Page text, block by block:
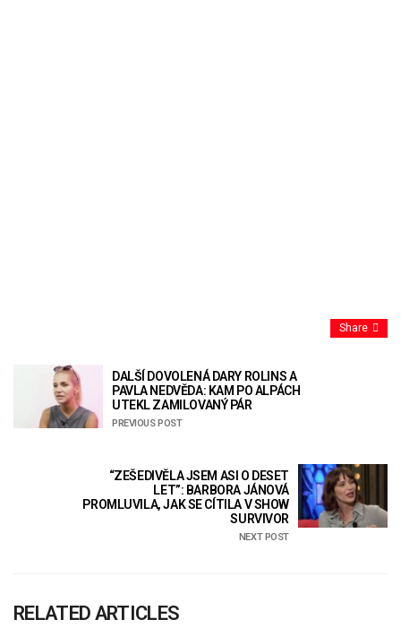
Share
DALŠÍ DOVOLENÁ DARY ROLINS A
PAVLA NEDVĚDA: KAM PO ALPÁCH
UTEKL ZAMILOVANÝ PÁR
PREVIOUS POST
“ZEŠEDIVĚLA JSEM ASI O DESET
LET”: BARBORA JÁNOVÁ
PROMLUVILA, JAK SE CÍTILA V SHOW
SURVIVOR
NEXT POST
RELATED ARTICLES